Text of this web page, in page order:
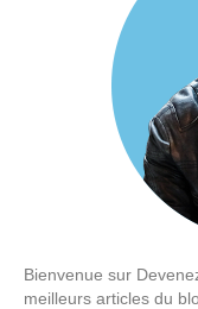
Bienvenue sur
meilleurs articles du